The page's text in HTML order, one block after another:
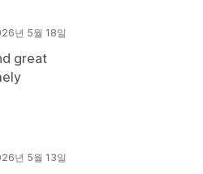
년 5월 18일
great
년 5월 13일